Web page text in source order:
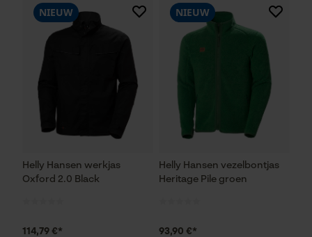
Helly Hansen werkjas
Oxford 2.0 Black
NIEUW
114,79 €*
Helly Hansen vezelbontjas
Heritage Pile groen
NIEUW
93,90 €*